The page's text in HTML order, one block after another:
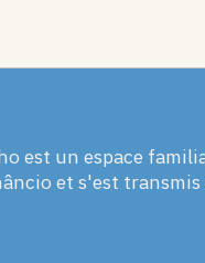
est un espace
et s'est